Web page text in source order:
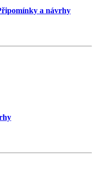
a návrhy